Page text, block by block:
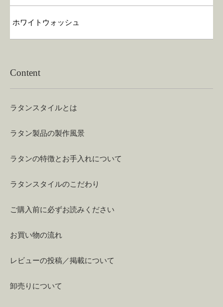
ホワイトウォッシュ
Content
ラタンスタイルとは
ラタン製品の製作風景
ラタンの特徴とお手入れについて
ラタンスタイルのこだわり
ご購入前に必ずお読みください
お買い物の流れ
レビューの投稿／掲載について
卸売りについて